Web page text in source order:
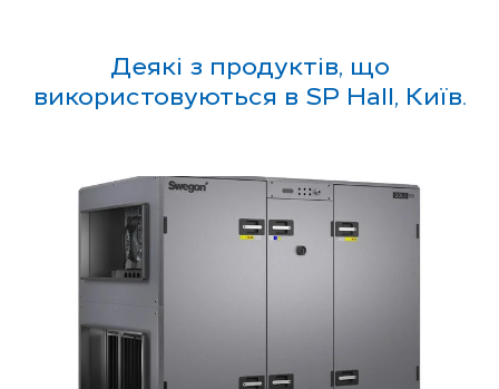
Деякі з продуктів, що
використовуються в SP Hall, Київ.